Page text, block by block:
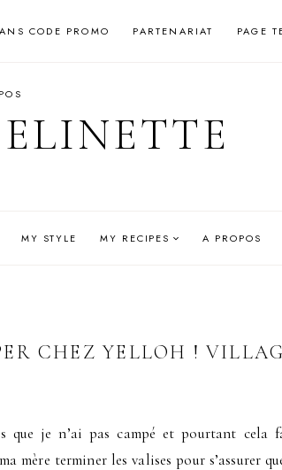
CODE PROMO PARTENARIAT PAGE
MY STYLE MY RECIPES A PROPOS
CHEZ YELLOH !
que je n’ai pas campé et pourtant cela
mère terminer les valises pour s’assurer